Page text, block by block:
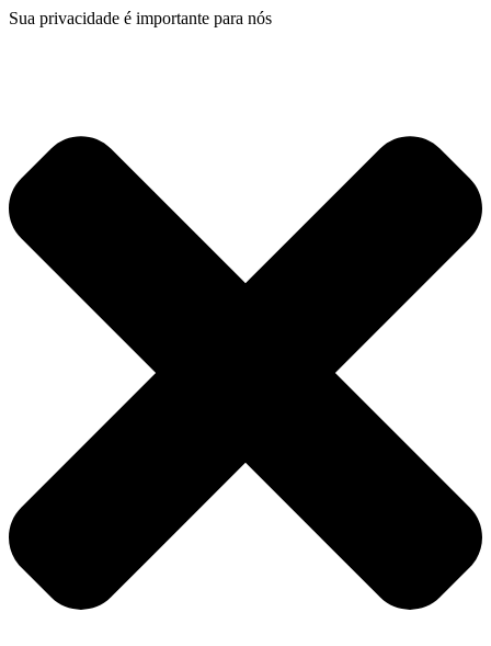
Sua privacidade é importante para nós